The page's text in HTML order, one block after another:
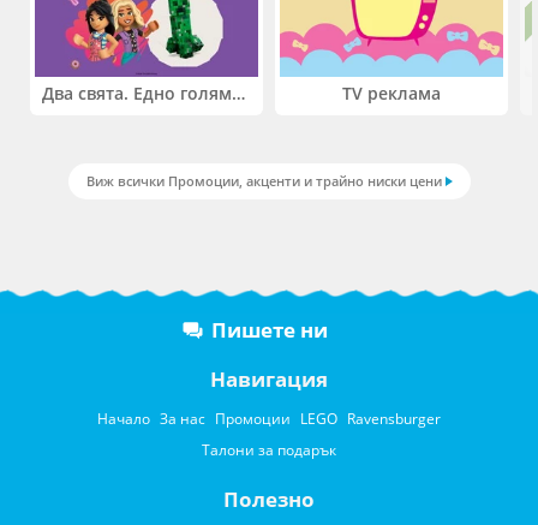
Два свята. Едно голямо приключение. Купи 2 продукта LEGO® Friends и/или LEGO® Minecraft и вземи -27% TV реклама
Виж всички Промоции, акценти и трайно ниски цени
Пишете ни
Навигация
Начало За нас Промоции LEGO Ravensburger
Талони за подарък
Полезно